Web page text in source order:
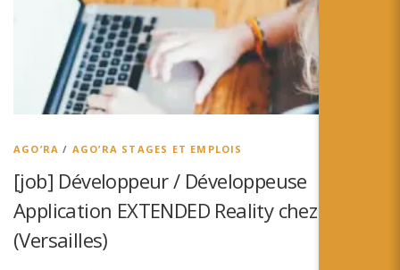
AGO’RA / AGO’RA STAGES ET EMPLOIS
[job] Développeur / Développeuse
Application EXTENDED Reality chez Point Z
(Versailles)